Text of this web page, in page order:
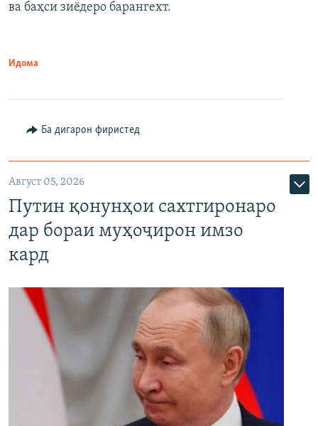
ва баҳси зиёдеро барангехт.
Идома
Ба дигарон фиристед
Август 05, 2026
Путин қонунҳои сахтгиронаро
дар бораи муҳоҷирон имзо
кард